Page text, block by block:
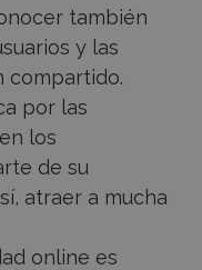
también
y las
compartido.
por las
los
de su
atraer a mucha
online es